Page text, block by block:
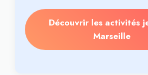
Découvrir les activités
Marseille